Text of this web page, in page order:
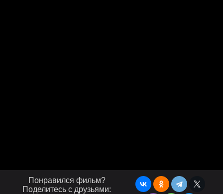
Понравился фильм?
Поделитесь с друзьями: